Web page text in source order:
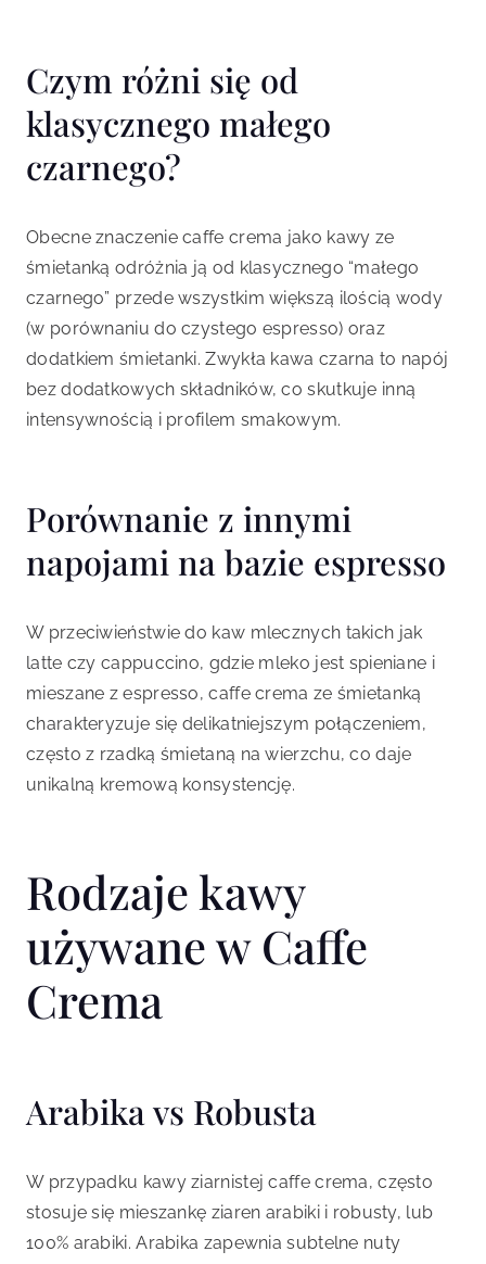
Czym różni się od
klasycznego małego
czarnego?
Obecne znaczenie caffe crema jako kawy ze
śmietanką odróżnia ją od klasycznego “małego
czarnego” przede wszystkim większą ilością wody
(w porównaniu do czystego espresso) oraz
dodatkiem śmietanki. Zwykła kawa czarna to napój
bez dodatkowych składników, co skutkuje inną
intensywnością i profilem smakowym.
Porównanie z innymi
napojami na bazie espresso
W przeciwieństwie do kaw mlecznych takich jak
latte czy cappuccino, gdzie mleko jest spieniane i
mieszane z espresso, caffe crema ze śmietanką
charakteryzuje się delikatniejszym połączeniem,
często z rzadką śmietaną na wierzchu, co daje
unikalną kremową konsystencję.
Rodzaje kawy
używane w Caffe
Crema
Arabika vs Robusta
W przypadku kawy ziarnistej caffe crema, często
stosuje się mieszankę ziaren arabiki i robusty, lub
100% arabiki. Arabika zapewnia subtelne nuty